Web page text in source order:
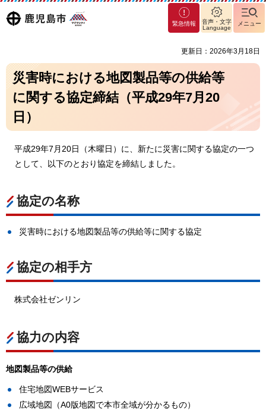
鹿児島
マグ
マシ
緊急情報
音声・文字
Language
メニュー
更新日：2026年3月18日
災害時における地図製品等の供給等
に関する協定締結（平成29年7月20
日）
平成29年7月20日（木曜日）に、新たに災害に関する協定の一つ
として、以下のとおり協定を締結しました。
協定の名称
災害時における地図製品等の供給等に関する協定
協定の相手方
株式会社ゼンリン
協力の内容
地図製品等の供給
住宅地図WEBサービス
広域地図（A0版地図で本市全域が分かるもの）